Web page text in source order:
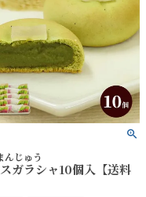
んじゅう
ガラシャ10個入【送料